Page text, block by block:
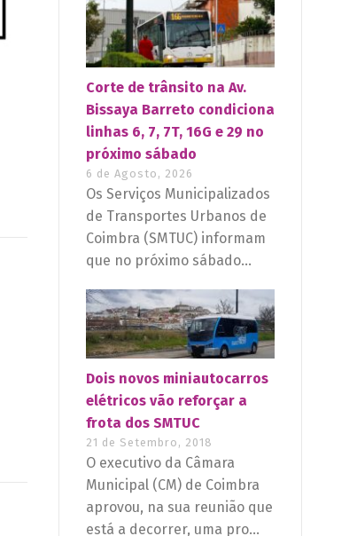
Corte de trânsito na Av.
Bissaya Barreto condiciona
linhas 6, 7, 7T, 16G e 29 no
próximo sábado
6 de Agosto, 2026
Os Serviços Municipalizados
de Transportes Urbanos de
Coimbra (SMTUC) informam
que no próximo sábado...
Dois novos miniautocarros
elétricos vão reforçar a
frota dos SMTUC
21 de Setembro, 2018
O executivo da Câmara
Municipal (CM) de Coimbra
aprovou, na sua reunião que
está a decorrer, uma pro...